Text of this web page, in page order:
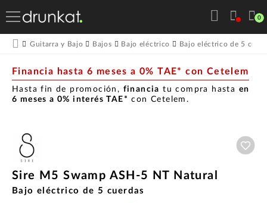
0
Guitarra y Bajo Bajos Bajo eléctrico Bajo eléctrico de 5
Financia hasta 6 meses a 0% TAE* con Cetelem
Hasta fin de promoción, financia tu compra hasta en
6 meses a 0% interés TAE* con Cetelem.
Sire M5 Swamp ASH-5 NT Natural
Bajo eléctrico de 5 cuerdas